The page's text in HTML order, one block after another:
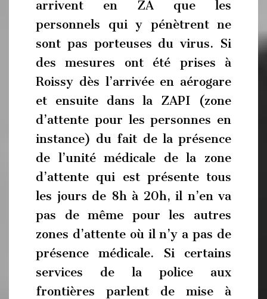
arrivent en ZA que les
personnels qui y pénètrent ne
sont pas porteuses du virus. Si
des mesures ont été prises à
Roissy dès l’arrivée en aérogare
et ensuite dans la ZAPI (zone
d’attente pour les personnes en
instance) du fait de la présence
de l’unité médicale de la zone
d’attente qui est présente tous
les jours de 8h à 20h, il n’en va
pas de même pour les autres
zones d’attente où il n’y a pas de
présence médicale. Si certains
services de la police aux
frontières parlent de mise à